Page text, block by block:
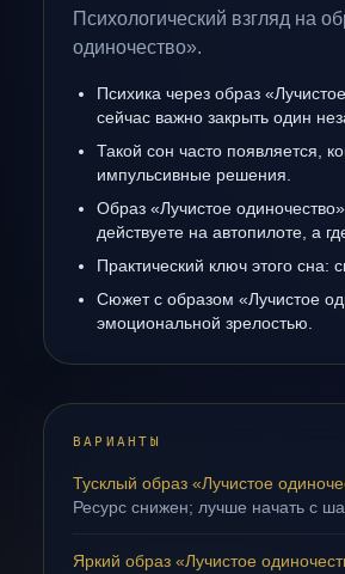
Психологический взгляд на
одиночество».
Психика через образ
сейчас важно закрыть один
Такой сон часто появляется,
импульсивные решения.
Образ «Лучистое
действуете на автопилоте, а
Практический ключ этого сна:
Сюжет с образом «Лучистое
эмоциональной зрелостью.
ВАРИАНТЫ
Тусклый образ «Лучистое
Ресурс снижен; лучше начать с
Яркий образ «Лучистое